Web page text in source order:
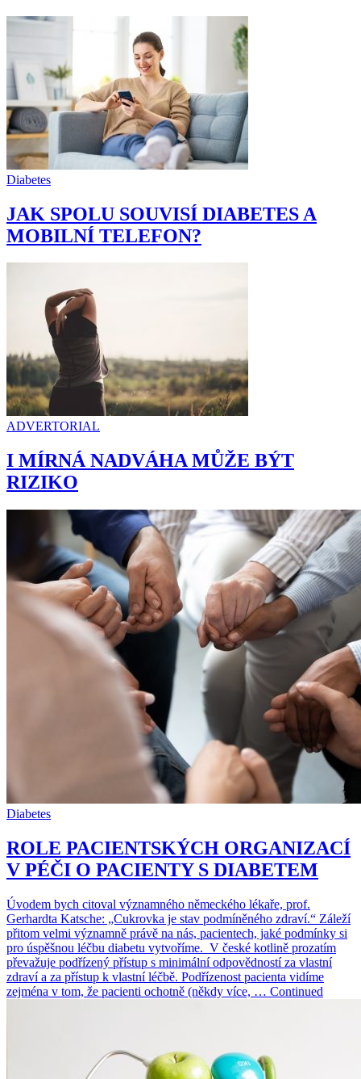
Diabetes
JAK SPOLU SOUVISÍ DIABETES A
MOBILNÍ TELEFON?
ADVERTORIAL
I MÍRNÁ NADVÁHA MŮŽE BÝT
RIZIKO
Diabetes
ROLE PACIENTSKÝCH ORGANIZACÍ
V PÉČI O PACIENTY S DIABETEM
Úvodem bych citoval významného německého lékaře, prof.
Gerhardta Katsche: „Cukrovka je stav podmíněného zdraví.“ Záleží
přitom velmi významně právě na nás, pacientech, jaké podmínky si
pro úspěšnou léčbu diabetu vytvoříme. V české kotlině prozatím
převažuje podřízený přístup s minimální odpovědností za vlastní
zdraví a za přístup k vlastní léčbě. Podřízenost pacienta vidíme
zejména v tom, že pacienti ochotně (někdy více, … Continued